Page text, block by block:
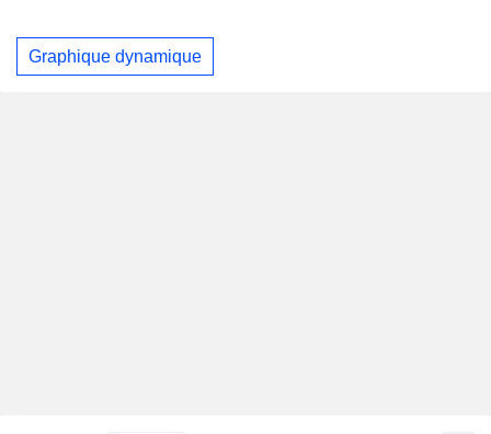
Graphique dynamique